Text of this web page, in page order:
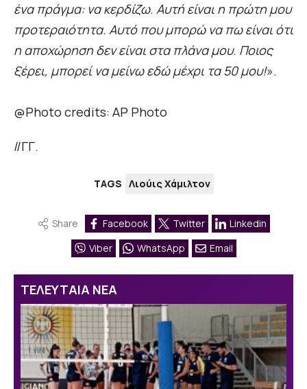
ένα πράγμα: να κερδίζω. Αυτή είναι η πρώτη μου
προτεραιότητα. Αυτό που μπορώ να πω είναι ότι
η αποχώρηση δεν είναι στα πλάνα μου. Ποιος
ξέρει, μπορεί να μείνω εδώ μέχρι τα 50 μου!».
@Photo credits: AP Photo
//ΓΓ.
TAGS Λιούις Χάμιλτον
Share Facebook Twitter
Linkedin
Viber
WhatsApp Email
ΤΕΛΕΥΤΑΙΑ ΝΕΑ